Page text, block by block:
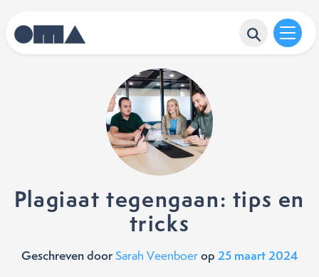
Plagiaat tegengaan: tips en
tricks
Geschreven doorSarah Veenboerop 25 maart 2024